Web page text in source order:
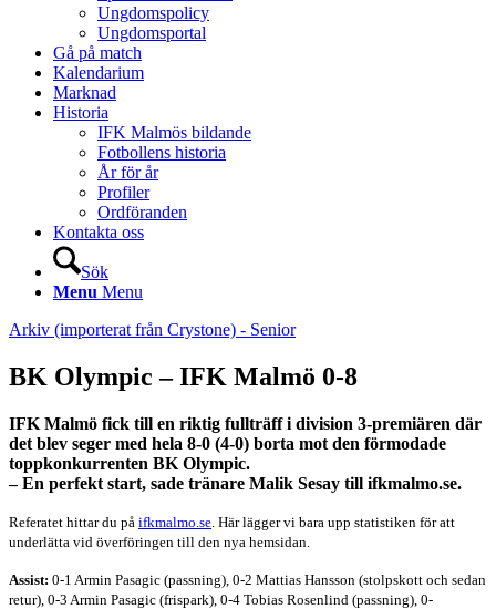
Ungdomspolicy
Ungdomsportal
Gå på match
Kalendarium
Marknad
Historia
IFK Malmös bildande
Fotbollens historia
År för år
Profiler
Ordföranden
Kontakta oss
Sök
Menu Menu
Arkiv (importerat från Crystone) - Senior
BK Olympic – IFK Malmö 0-8
IFK Malmö fick till en riktig fullträff i division 3-premiären där
det blev seger med hela 8-0 (4-0) borta mot den förmodade
toppkonkurrenten BK Olympic.
– En perfekt start, sade tränare Malik Sesay till ifkmalmo.se.
Referatet hittar du på ifkmalmo.se Här lägger vi bara upp statistiken för att
underlätta vid överföringen till den nya hemsidan.
Assist: 0-1 Armin Pasagic (passning), 0-2 Mattias Hansson (stolpskott och sedan
retur), 0-3 Armin Pasagic (frispark), 0-4 Tobias Rosenlind (passning), 0-